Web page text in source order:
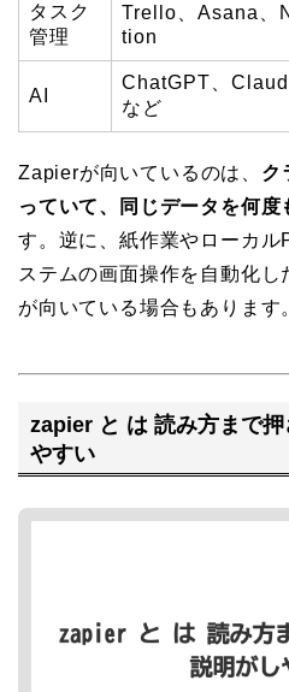
タスク
管理
Trello、Asana、
tion
AI
ChatGPT、
など
Zapierが向いているのは、 ク
っていて、同じデータを何
す。逆に、紙作業やローカ
ステムの画面操作を自動化し
が向いている場合もあります
zapier と は 読み方まで
やすい